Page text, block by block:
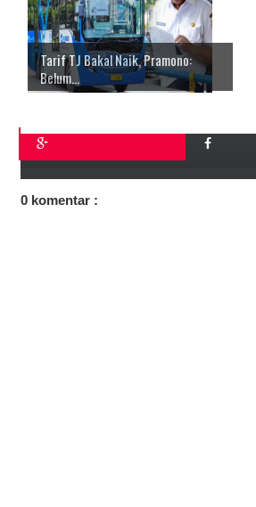
Tarif TJ Bakal Naik, Pramono:
Belum...
0 komentar :